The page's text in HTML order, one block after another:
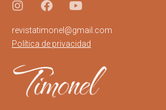
revistatimonel@gmail.com
Política de privacidad